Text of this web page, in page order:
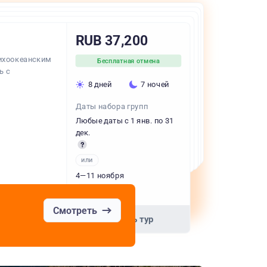
Смотреть
с
RUB 37,200
Бесплатная отмена
8 дней 7 ночей
Даты набора групп
Любые даты с 1 янв. по 31
дек.
или
4—11 ноября
Смотреть тур